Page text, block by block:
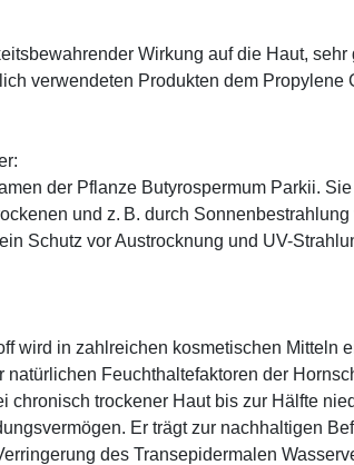
Wirkung auf die Haut, sehr
verwendeten Produkten dem Propylene
der Pflanze Butyrospermum Parkii.
und z. B. durch
Schutz vor Austrocknung und UV-
wird in zahlreichen kosmetischen Mitteln
natürlichen Feuchthaltefaktoren der
chronisch trockener Haut bis zur Hälfte
Er trägt zur nachhaltigen
des Transepidermalen